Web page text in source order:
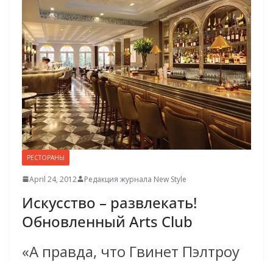
РЕСТОРАНЫ
April 24, 2012 Редакция журнала New Style
Искусство – развлекать!
Обновлен­ный Arts Club
«А правда, что Гвинет Пэлтроу